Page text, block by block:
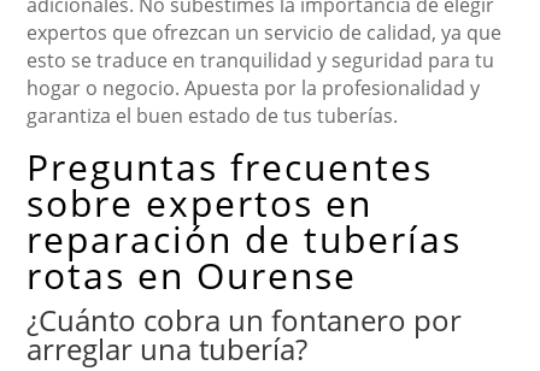
expertos que ofrezcan un servicio de calidad, ya que
esto se traduce en tranquilidad y seguridad para tu
hogar o negocio. Apuesta por la profesionalidad y
garantiza el buen estado de tus tuberías.
Preguntas frecuentes
sobre expertos en
reparación de tuberías
rotas en Ourense
¿Cuánto cobra un fontanero por
arreglar una tubería?